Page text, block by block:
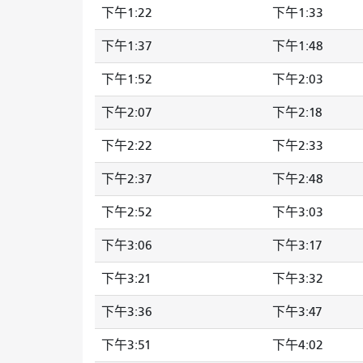
下午1:22 下午1:33
下午1:37 下午1:48
下午1:52 下午2:03
下午2:07 下午2:18
下午2:22 下午2:33
下午2:37 下午2:48
下午2:52 下午3:03
下午3:06 下午3:17
下午3:21 下午3:32
下午3:36 下午3:47
下午3:51 下午4:02